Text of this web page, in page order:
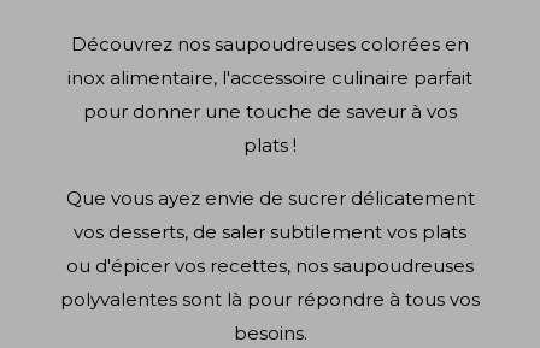
Découvrez nos saupoudreuses colorées en
inox alimentaire, l'accessoire culinaire parfait
pour donner une touche de saveur à vos
plats !
Que vous ayez envie de sucrer délicatement
vos desserts, de saler subtilement vos plats
ou d'épicer vos recettes, nos saupoudreuses
polyvalentes sont là pour répondre à tous vos
besoins.